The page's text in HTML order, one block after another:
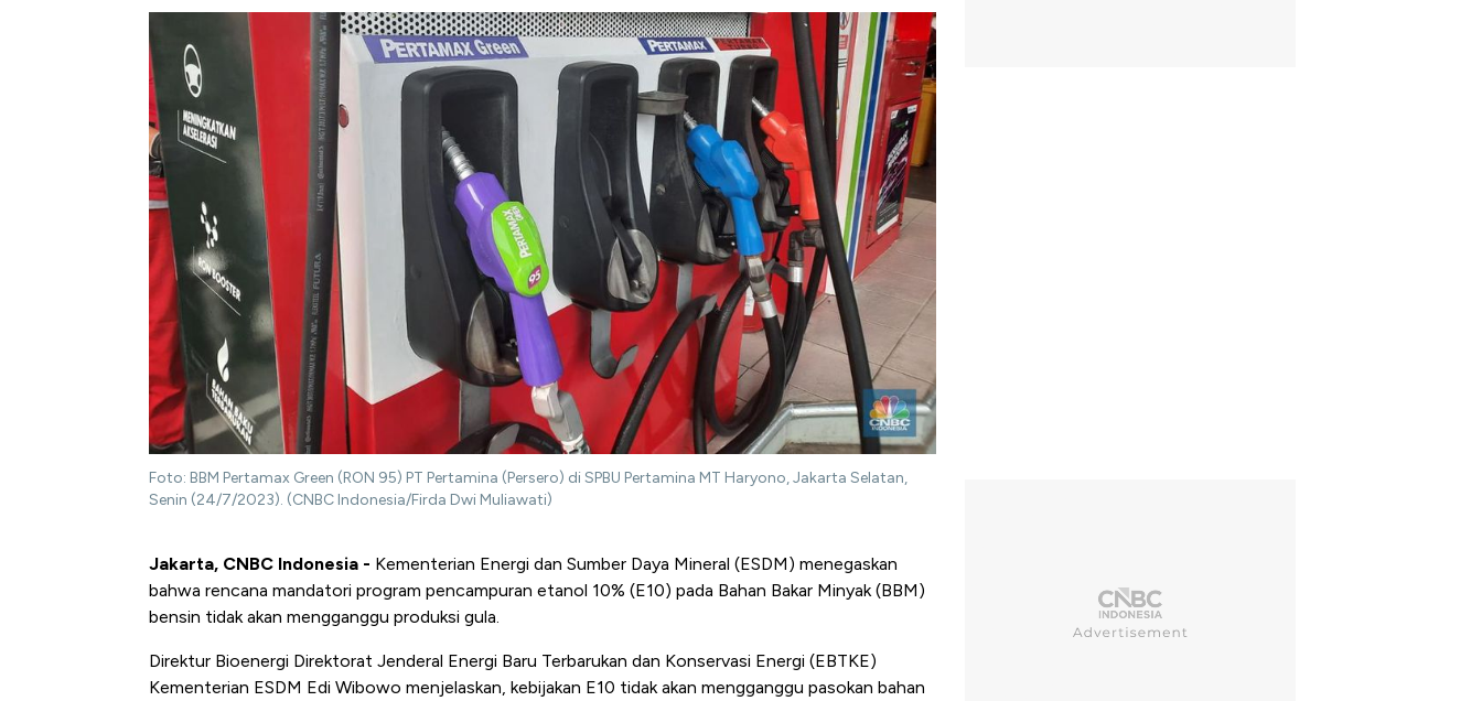
Foto: BBM Pertamax Green (RON 95) PT Pertamina (Persero) di SPBU Pertamina MT Haryono, Jakarta Selatan,
Senin (24/7/2023). (CNBC Indonesia/Firda Dwi Muliawati)
Jakarta, CNBC Indonesia - Kementerian Energi dan Sumber Daya Mineral (ESDM) menegaskan
bahwa rencana mandatori program pencampuran etanol 10% (E10) pada Bahan Bakar Minyak (BBM)
bensin tidak akan mengganggu produksi gula.
Direktur Bioenergi Direktorat Jenderal Energi Baru Terbarukan dan Konservasi Energi (EBTKE)
Kementerian ESDM Edi Wibowo menjelaskan, kebijakan E10 tidak akan mengganggu pasokan bahan